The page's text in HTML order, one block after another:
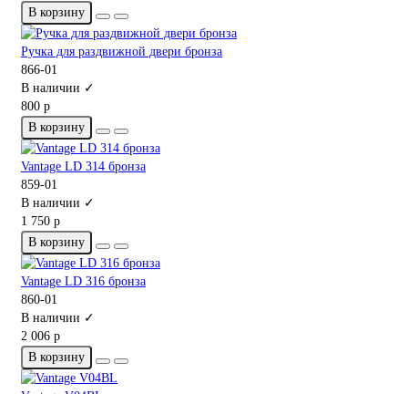
В корзину
Ручка для раздвижной двери бронза
866-01
В наличии ✓
800 р
В корзину
Vantage LD 314 бронза
859-01
В наличии ✓
1 750 р
В корзину
Vantage LD 316 бронза
860-01
В наличии ✓
2 006 р
В корзину